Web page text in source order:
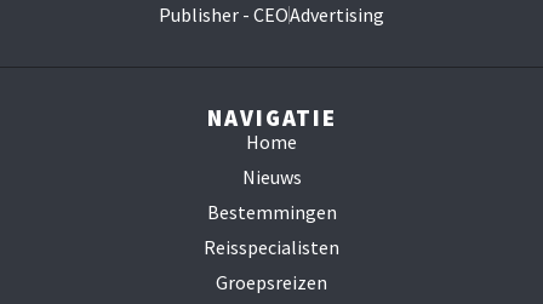
Publisher - CEOAdvertising
NAVIGATIE
Home
Nieuws
Bestemmingen
Reisspecialisten
Groepsreizen